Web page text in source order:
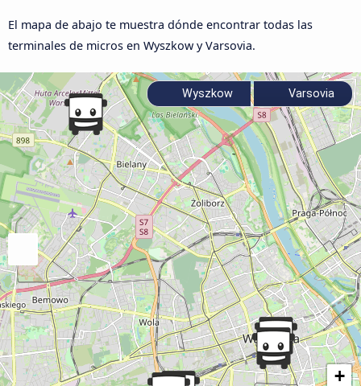
El mapa de abajo te muestra dónde encontrar todas las
terminales de micros en Wyszkow y Varsovia.
+
Wyszkow Varsovia